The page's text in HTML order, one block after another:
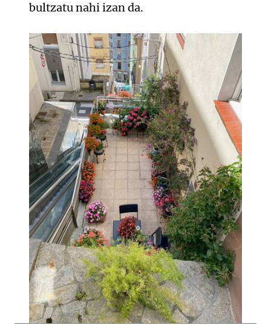
bultzatu nahi izan da.